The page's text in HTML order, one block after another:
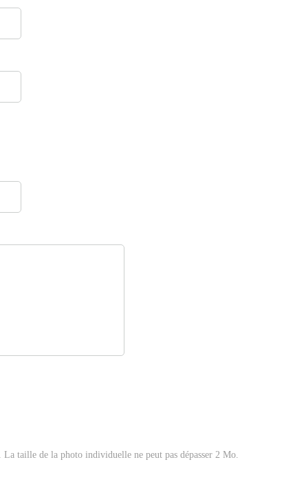
taille de la photo individuelle ne peut pas dépasser 2 Mo.